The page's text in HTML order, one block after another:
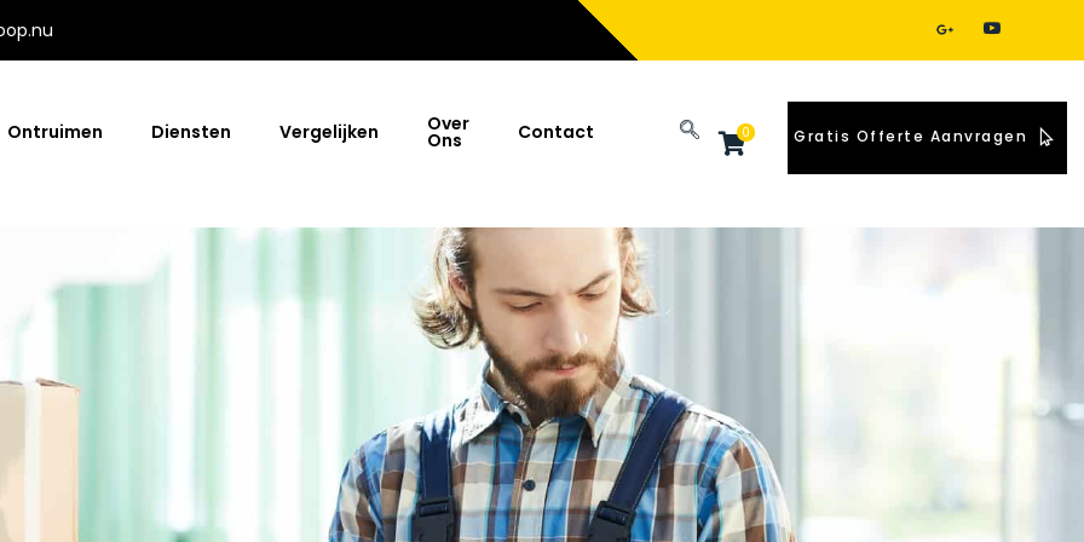
Ontruimen Diensten Vergelijken Over
Ons Contact 0 Gratis Offerte Aanvragen